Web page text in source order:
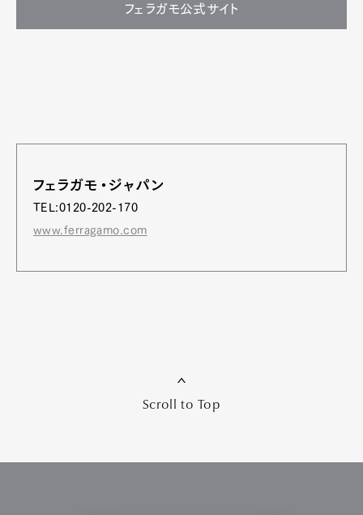
フェラガモ公式サイト
フェラガモ・ジャパン
TEL:0120-202-170
www.ferragamo.com
Scroll to Top